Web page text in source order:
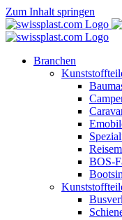
Zum Inhalt springen
Branchen
BOS-